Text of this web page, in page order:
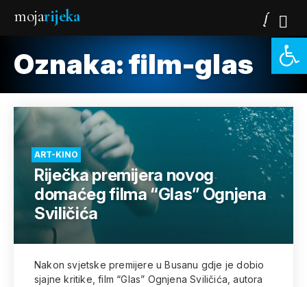
mojarijeka
Oznaka:film-glas
ART-KINO
Riječka premijera novog
domaćeg filma “Glas” Ognjena
Sviličića
Nakon svjetske premijere u Busanu gdje je dobio
sjajne kritike, film “Glas” Ognjena Sviličića, autora